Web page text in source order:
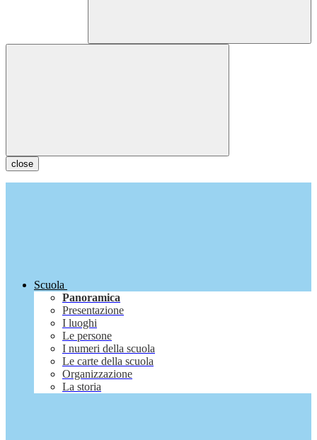
close
Scuola
Panoramica
Presentazione
I luoghi
Le persone
I numeri della scuola
Le carte della scuola
Organizzazione
La storia